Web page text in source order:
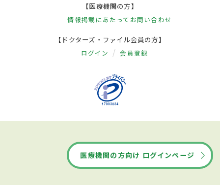
【医療機関の方】
情報掲載にあたって お問い合わせ
【ドクターズ・ファイル会員の方】
ログイン 会員登録
医療機関の方向け ログインページ